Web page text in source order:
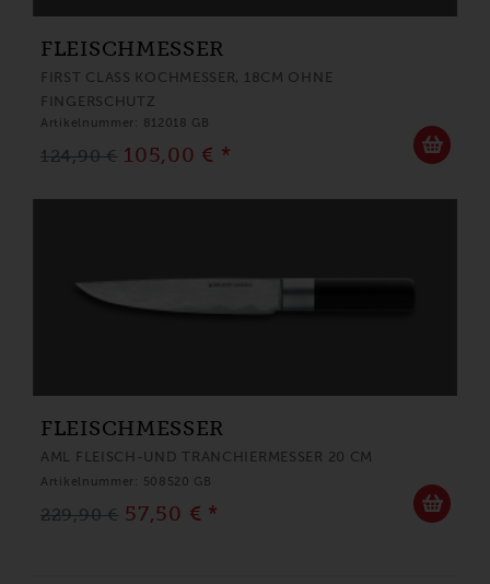
FLEISCHMESSER
FIRST CLASS KOCHMESSER, 18CM OHNE
FINGERSCHUTZ
Artikelnummer: 812018 GB
124,90 € 105,00 € *
FLEISCHMESSER
AML FLEISCH-UND TRANCHIERMESSER 20 CM
Artikelnummer: 508520 GB
229,90 € 57,50 € *